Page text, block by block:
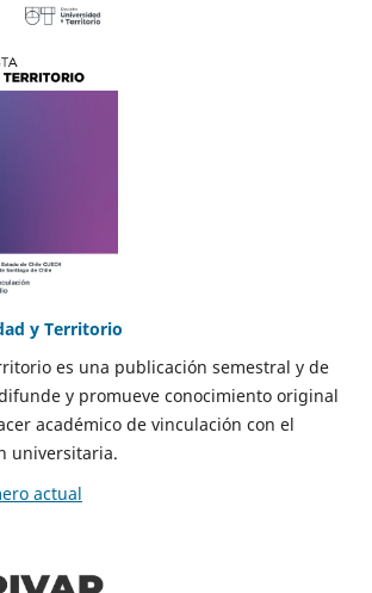
y Territorio
es una publicación semestral y de
y promueve conocimiento original
académico de vinculación con el
universitaria.
actual